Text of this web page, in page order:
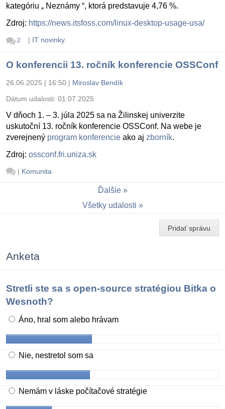
kategóriu „ Neznámy “, ktorá predstavuje 4,76 %.
Zdroj: https://news.itsfoss.com/linux-desktop-usage-usa/
2 | IT novinky
O konferencii 13. ročník konferencie OSSConf
26.06.2025 | 16:50 | Miroslav Bendík
Dátum udalosti: 01.07.2025
V dňoch 1. – 3. júla 2025 sa na Žilinskej univerzite
uskutoční 13. ročník konferencie OSSConf. Na webe je
zverejnený program konferencie ako aj zborník.
Zdroj: ossconf.fri.uniza.sk
| Komunita
Ďalšie
Všetky udalosti
Pridať správu
Anketa
Stretli ste sa s open-source stratégiou Bitka o
Wesnoth?
Áno, hral som alebo hrávam
Nie, nestretol som sa
Nemám v láske počítačové stratégie